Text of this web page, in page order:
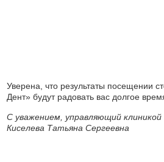
Уверена, что результаты посещении
Дент» будут радовать вас долгое
С уважением, управляющий
Киселева Татьяна Сергеевна